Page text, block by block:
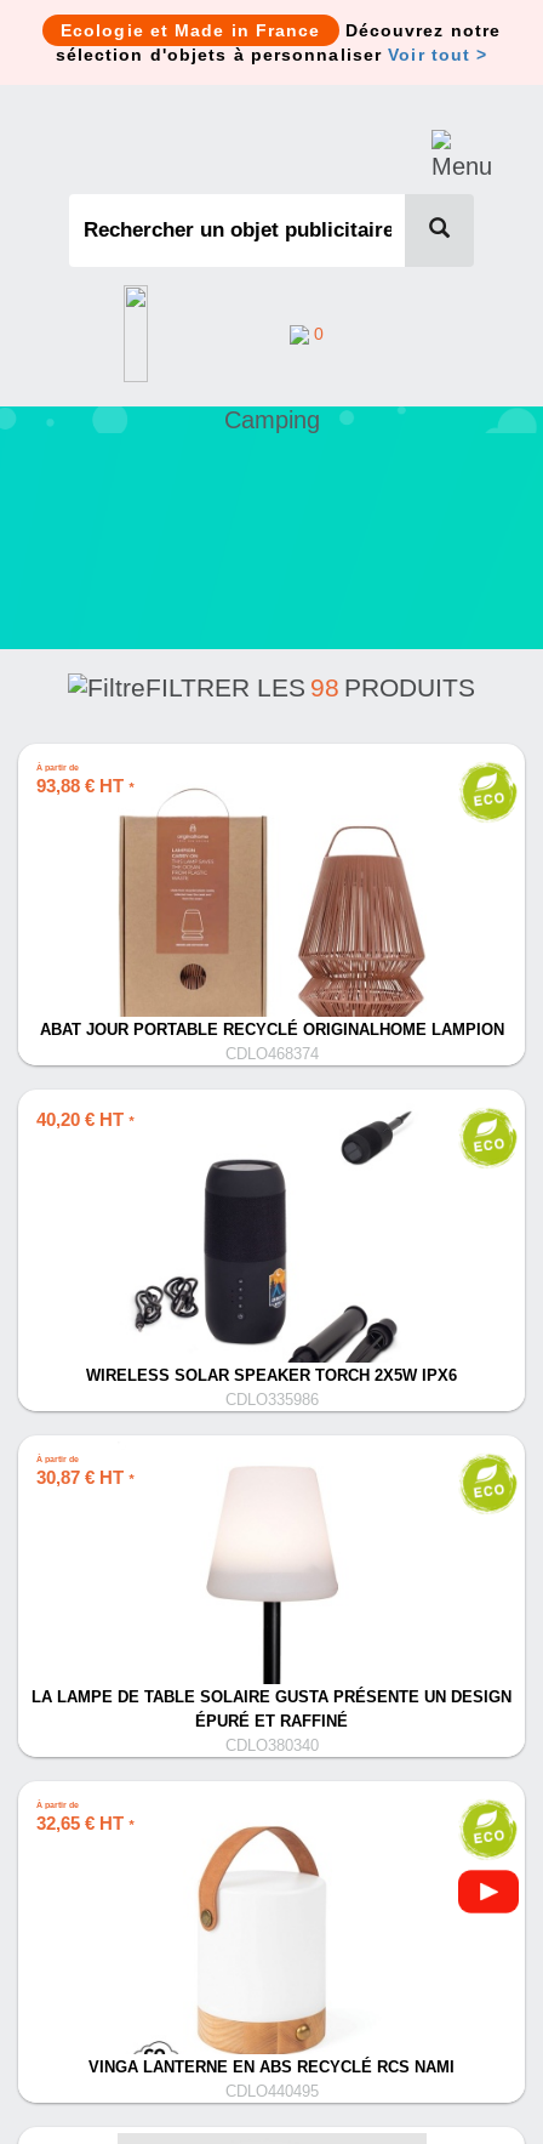
Ecologie et Made in France
Découvrez notre
sélection d'objets à personnaliserVoir tout >
0
Camping
FILTRER LES 98 PRODUITS
À partir de
93,88 € HT *
ABAT JOUR PORTABLE RECYCLÉ ORIGINALHOME LAMPION
CDLO468374
40,20 € HT *
WIRELESS SOLAR SPEAKER TORCH 2X5W IPX6
CDLO335986
À partir de
30,87 € HT *
LA LAMPE DE TABLE SOLAIRE GUSTA PRÉSENTE UN DESIGN
ÉPURÉ ET RAFFINÉ
CDLO380340
À partir de
32,65 € HT *
VINGA LANTERNE EN ABS RECYCLÉ RCS NAMI
CDLO440495
Cookies management panel